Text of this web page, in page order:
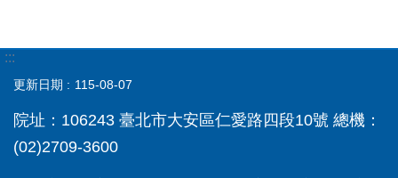
:::
更新日期 115-08-07
院址：106243 臺北市大安區仁愛路四段10號 總機：
(02)2709-3600